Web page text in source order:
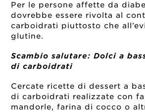
Per le persone affette da
dovrebbe essere rivolta al
carboidrati piuttosto che
glutine.
Scambio salutare: Dolci a
di carboidrati
Cercate ricette di dessert a
di carboidrati realizzate con
mandorle, farina di cocco o